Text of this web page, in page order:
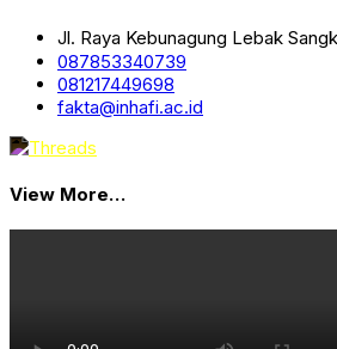
Jl. Raya Kebunagung Lebak
087853340739
081217449698
fakta@inhafi.ac.id
View More…